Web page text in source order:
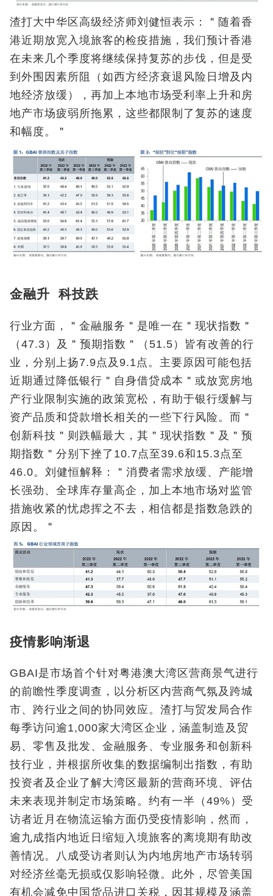
渣打大中华区高级经济师刘健恒表示：＂随着香
港近期放宽入境旅客的检疫措施，我们预计香港
在未来几个季度将继续保持复苏的步伐，但是受
到外围因素所阻（如西方经济衰退风险日增及内
地经济放缓），再加上本地市场受利率上升和房
地产市场疲弱所拖累，这些都限制了复苏的速度
和幅度。＂
金融升 科技跌
行业方面，＂金融服务＂是唯一在＂现状指数＂
（47.3）及＂预期指数＂（51.5）皆有改善的行
业，分别上扬7.9点及9.1点。主要原因可能包括
近期通过降低银行＂自身借贷成本＂或放宽房地
产行业限制实施的政策宽松，有助于银行缓解与
资产品质和贷款增长相关的一些下行风险。而＂
创新科技＂则跌幅最大，其＂现状指数＂及＂预
期指数＂分别下挫了10.7点至39.6和15.3点至
46.0。刘健恒解释：＂消费者需求放缓、产能增
长强劲、全球库存量高企，加上本地市场对监管
措施收紧的忧虑挥之不去，相信都是指数急跌的
原因。＂
疫情影响渐退
GBAI是市场首个针对粤港澳大湾区营商景气进行
的前瞻性季度调查，以分析区内营商气氛及跨城
市、跨行业之间的协同效应。渣打与贸发局合作
每季访问逾1,000家大湾区企业，涵盖制造及贸
易、零售及批发、金融服务、专业服务和创新科
技行业，并根据所收集的数据编制出指数，有助
投资者及企业了解大湾区最新的营商环境、评估
未来表现并制定市场策略。约有一半（49%）受
访者近月在物流运输方面仍受疫情影响，然而，
逾九成指内地近日缩短入境旅客的离境期有助改
善情况。八成受访者则认为内地房地产市场转弱
对经济丝毫无损或仅影响轻微。此外，尽管美国
有机会减免中国货品进口关税，因其规模及涵盖